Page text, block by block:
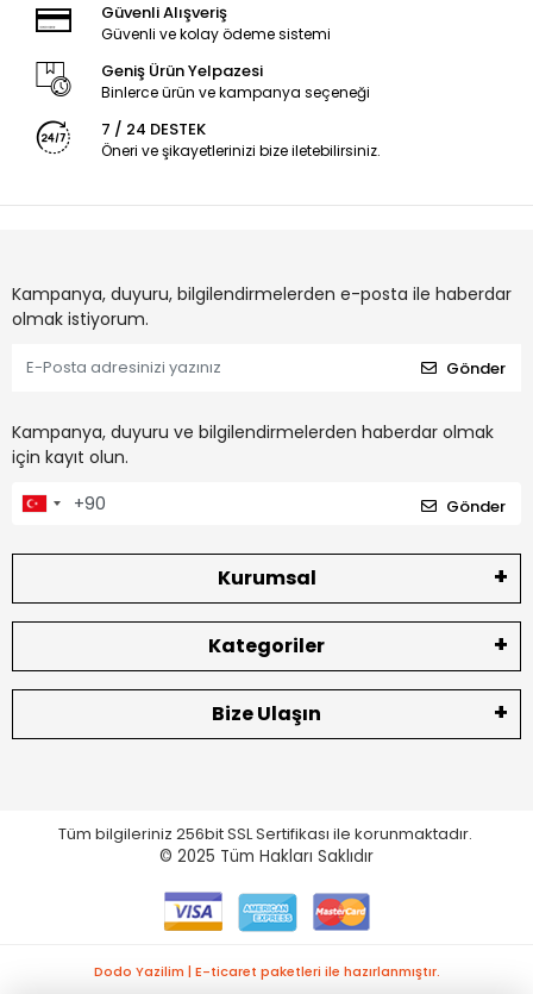
Güvenli Alışveriş
Güvenli ve kolay ödeme sistemi
Geniş Ürün Yelpazesi
Binlerce ürün ve kampanya seçeneği
7 / 24 DESTEK
Öneri ve şikayetlerinizi bize iletebilirsiniz.
Kampanya, duyuru, bilgilendirmelerden e-posta ile haberdar
olmak istiyorum.
Gönder
Kampanya, duyuru ve bilgilendirmelerden haberdar olmak
için kayıt olun.
Gönder
Kurumsal
Kategoriler
Bize Ulaşın
Tüm bilgileriniz 256bit SSL Sertifikası ile korunmaktadır.
© 2025 Tüm Hakları Saklıdır
Dodo Yazilim | E-ticaret paketleri ile hazırlanmıştır.